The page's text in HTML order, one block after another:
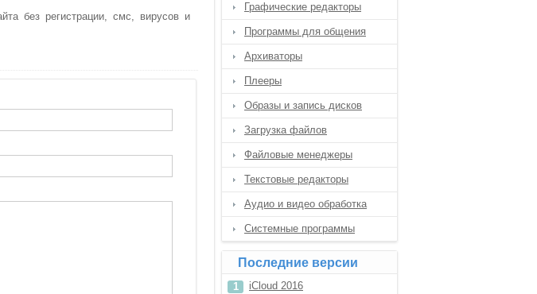
без регистрации, смс, вирусов и
Графические редакторы
Программы для общения
Архиваторы
Плееры
Образы и запись дисков
Загрузка файлов
Файловые менеджеры
Текстовые редакторы
Аудио и видео обработка
Системные программы
Последние версии
iCloud 2016